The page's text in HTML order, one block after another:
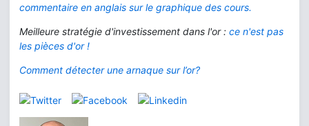
commentaire en anglais sur le graphique des cours.
Meilleure stratégie d'investissement dans l'or : ce n'est pas
les pièces d'or !
Comment détecter une arnaque sur l’or?